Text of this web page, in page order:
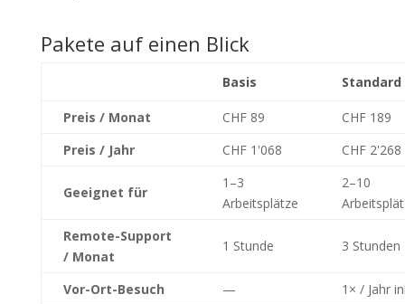
Pakete auf einen Blick
Basis Standard
Preis / Monat CHF 89
CHF 189
Preis / Jahr
CHF 1'068 CHF 2'268
Geeignet für
1–3
Arbeitsplätze
2–10
Remote-Support
/ Monat
1 Stunde 3 Stunden
Vor-Ort-Besuch — 1× / Jahr